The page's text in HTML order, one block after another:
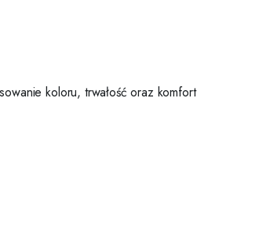
koloru, trwałość oraz komfort